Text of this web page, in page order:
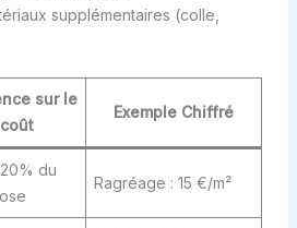
supplémentaires (colle,
sur le
coût
Exemple Chiffré
du
Ragréage : 15 €/m²